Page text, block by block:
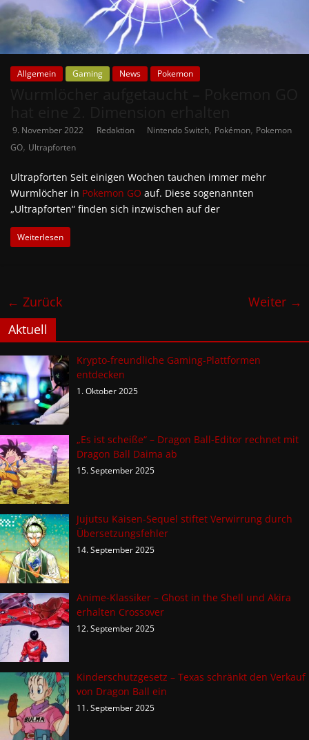
Allgemein Gaming News Pokemon
9. November 2022 Redaktion Nintendo Switch, Pokémon, Pokemon
GO, Ultrapforten
Ultrapforten Seit einigen Wochen tauchen immer mehr
Wurmlöcher in Pokemon GO auf. Diese sogenannten
„Ultrapforten“ finden sich inzwischen auf der
Weiterlesen
← Zurück
Weiter →
Aktuell
Krypto-freundliche Gaming-Plattformen
entdecken
1. Oktober 2025
„Es ist scheiße“ – Dragon Ball-Editor rechnet mit
Dragon Ball Daima ab
15. September 2025
Jujutsu Kaisen-Sequel stiftet Verwirrung durch
Übersetzungsfehler
14. September 2025
Anime-Klassiker – Ghost in the Shell und Akira
erhalten Crossover
12. September 2025
Kinderschutzgesetz – Texas schränkt den Verkauf
von Dragon Ball ein
11. September 2025